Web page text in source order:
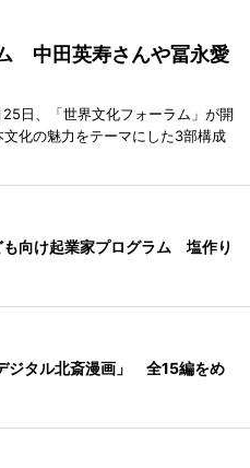
中田英寿さんや冨永愛
日、「世界文化フォーラム」が開
化の魅力をテーマにした3部構成
も向け起業家プログラム 塩作り
ジタル北斎漫画」 全15編をめ